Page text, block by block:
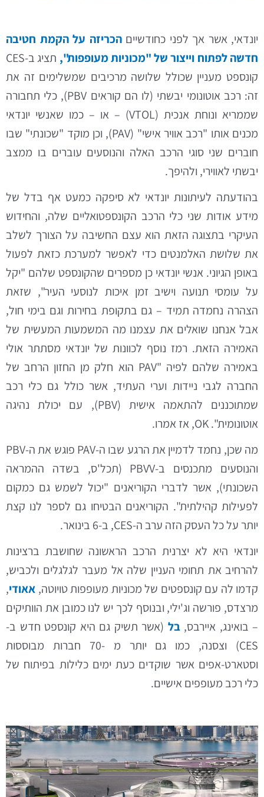
יונדאי, אשר אך לפני כחודשייםהכריזה על הקמת חטיבה
חדשה לפתוח וייצור של "מכוניות מעופפות",
תציג ב-CES
קונספט מעניין שכולל שלושה מרכיבים שמשלימים זה את
זה: רכב אוטונומי יבשתי (לו הם קוראים PBV), כלי תחבורה
שממריא ונוחת אנכית (VTOL) – או – כמו שאנשי יונדאי
מכנים אותו "רכב אוויר אישי" (PAV), וכן מוקד "שכונתי" שבו
חוברים שני סוגי הרכב האלה והנוסעים עוברים בו ממצב
יבשתי לאווירי, ולהיפך.
בהודעתה לעיתונות יונדאי לא סיפקה כמעט אף בדל של
מידע אודות שני כלי הרכב הקונספטואליים שלה, והחידוש
העיקרי בתצוגה הזאת הוא עצם החשיבה על הצורך לשלב
את שלושת האלמנטים כדי לאפשר למערכת כזאת לפעול
באופן הגיוני. אנשי יונדאי כן מספרים שהקונספט שלהם "יקל
על עומסי תנועה וישיב זמן איכות לנוסעי העיר", שזאת
הצהרה נחמדה תמיד – גם בתקופת בחירות וגם בימי חול,
אבל אנחנו שואלים את עצמנו מה המשמעות המעשית של
האמירה הזאת. רמז נוסף לכוונות של יונדאי מסתתר אולי
באמירה שלהם לפיה "PAV הוא חלק מן החזון הרחב של
החברה לגבי ניידות וערי העתיד, אשר כולל גם כלי רכב
שמתוכננים להתאמה אישית (PBV), עם יכולת נהיגה
אוטונומית". OK, אז אמרו.
מה שכן, נחמד לדמיין את הרגע שבו ה-PAV פוגש את ה-PBV
והנוסעים מתכנסים ב-PBVV (תכל'ס, בשדה ההמראה
השכונתי), אשר לדברי הקוריאנים "יכול לשמש גם כמקום
לפעילות קהילתית". הקוריאנים הבטיחו גם לספר לנו קצת
יותר על כל העסק הזה ערב ה-CES, ב-6 בינואר.
יונדאי היא לא יצרנית הרכב הראשונה שחושבת ברצינות
להרחיב את תחומי העניין שלה אל מעבר לגלגלים ולכביש,
קדמו לה עם קונספטים של מכוניות מעופפות טויוטה, אאודי,
מרצדס, פורשה וג'ילי, ובנוסף לכך יש לנו כמובן את הוותיקים
– בואינג, איירבס,בל (אשר תשיק גם היא קונספט חדש ב-
CES) וצסנה, כמו גם יותר מ -70 חברות מבוססות
וסטארט-אפים אשר שוקדים כעת ימים כלילות בפיתוח של
כלי רכב מעופפים אישיים.